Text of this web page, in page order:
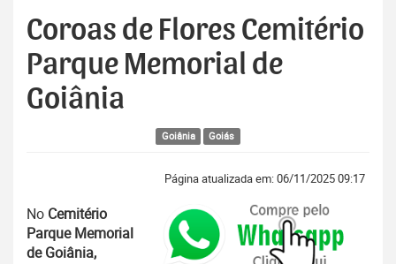
Coroas de Flores Cemitério
Parque Memorial de
Goiânia
Goiânia Goiás
Página atualizada em: 06/11/2025 09:17
No Cemitério
Parque Memorial
de Goiânia,